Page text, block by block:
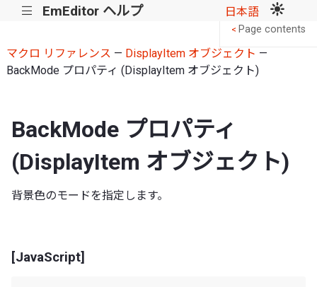
||| EmEditor ヘルプ 日本語
マクロ リファレンス — DisplayItem オブジェクト —
BackMode プロパティ (DisplayItem オブジェクト)
BackMode プロパティ
(DisplayItem オブジェクト)
背景色のモードを指定します。
[JavaScript]
< Page contents